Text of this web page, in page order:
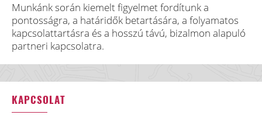
Munkánk során kiemelt figyelmet fordítunk a
pontosságra, a határidők betartására, a folyamatos
kapcsolattartásra és a hosszú távú, bizalmon alapuló
partneri kapcsolatra.
KAPCSOLAT